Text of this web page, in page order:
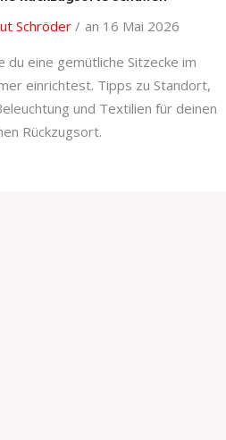
Schröder
an 16 Mai 2026
du eine gemütliche Sitzecke im
einrichtest. Tipps zu Standort,
und Textilien für deinen
Rückzugsort.